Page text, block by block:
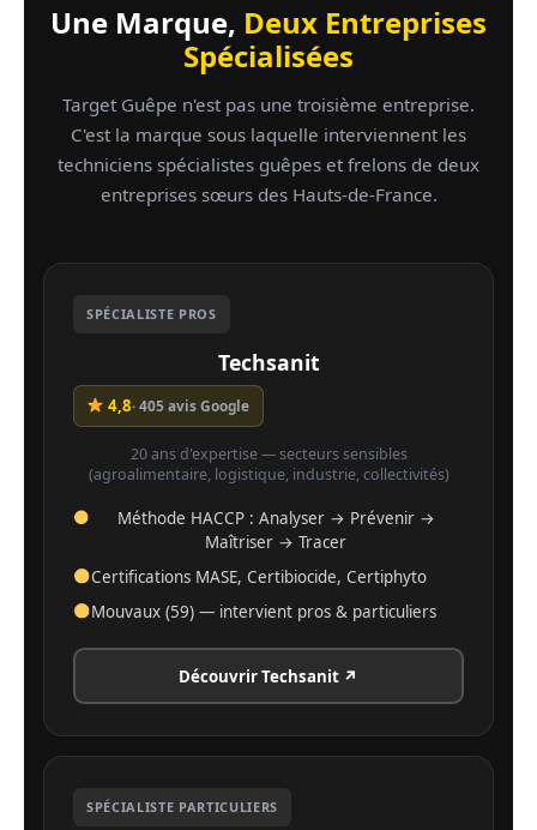
Une Marque, Deux Entreprises
Spécialisées
Target Guêpe n'est pas une troisième entreprise.
C'est la marque sous laquelle interviennent les
techniciens spécialistes guêpes et frelons de deux
entreprises sœurs des Hauts-de-France.
SPÉCIALISTE PROS
Techsanit
4,8· 405 avis Google
20 ans d'expertise — secteurs sensibles
(agroalimentaire, logistique, industrie, collectivités)
Méthode HACCP : Analyser → Prévenir →
Maîtriser → Tracer
Certifications MASE, Certibiocide, Certiphyto
Mouvaux (59) — intervient pros & particuliers
Découvrir Techsanit ↗
SPÉCIALISTE PARTICULIERS